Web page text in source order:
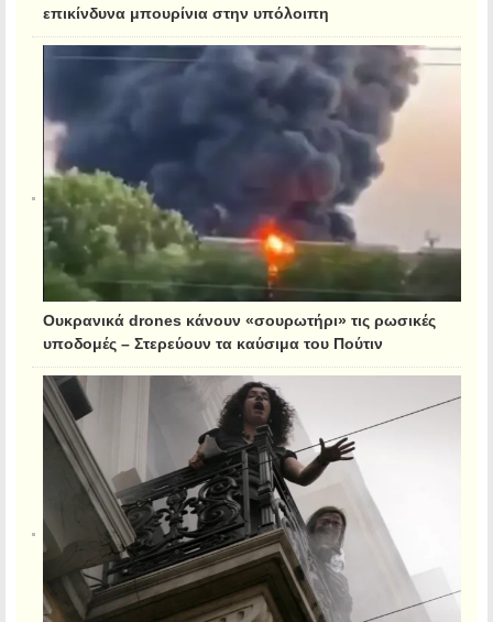
επικίνδυνα μπουρίνια στην υπόλοιπη
Ουκρανικά drones κάνουν «σουρωτήρι» τις ρωσικές
υποδομές – Στερεύουν τα καύσιμα του Πούτιν